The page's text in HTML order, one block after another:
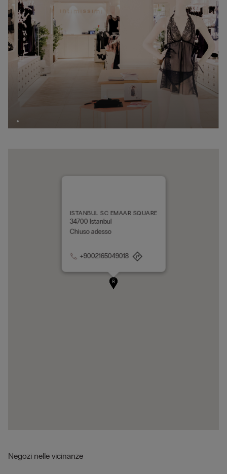
A
B
ISTANBUL SC EMAAR SQUARE
34700 Istanbul
Chiuso adesso
+9002165049018
Negozi nelle vicinanze